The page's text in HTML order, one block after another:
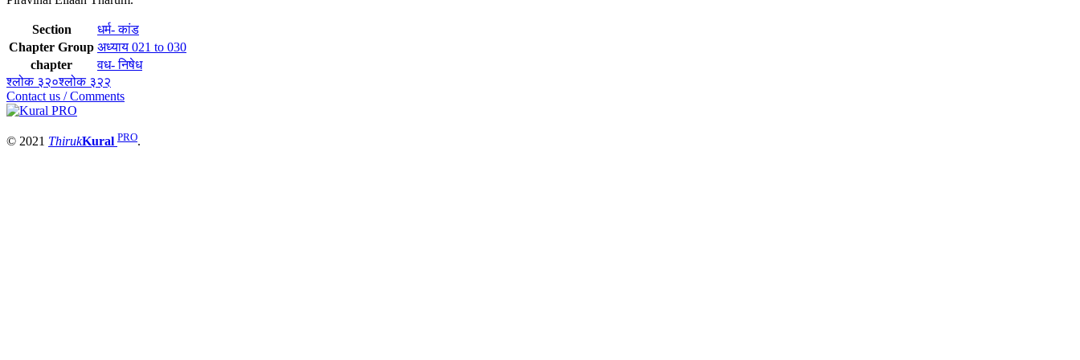
Section
धर्म- कांड
Chapter Group अध्याय 021 to 030
chapter
वध- निषेध
श्लोक ३२०श्लोक ३२२
Contact us / Comments
© 2021 ThirukKural PRO.